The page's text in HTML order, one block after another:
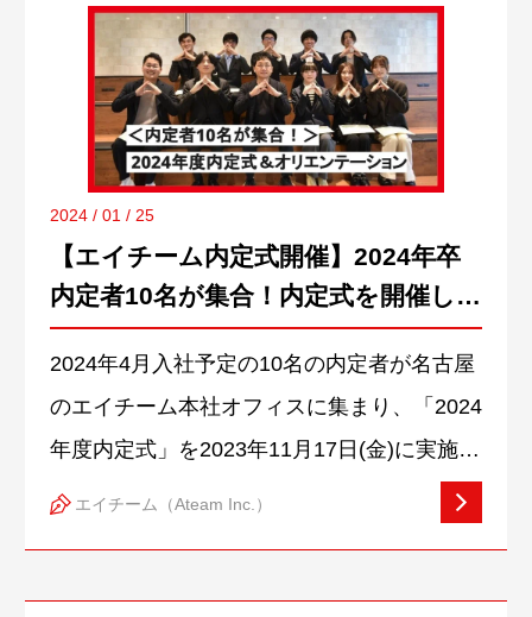
たいと存じます。 IR Live: ダイダン株式会社
(1980)/豊田通商株式会社(8015)/アネスト岩
田株式会社(6381)/株式会社エイチーム
(3662)/株式会社ダスキン(4665)/株式会社ニ
ーズウェル(3992)上場企業が主催するログミ
ーでしかみられない「個人投資家向けIRセミ
ナー」をライブ配信しています。インフルエ
2024 / 01 / 25
【エイチーム内定式開催】2024年卒
内定者10名が集合！内定式を開催しま
した
2024年4月入社予定の10名の内定者が名古屋
のエイチーム本社オフィスに集まり、「2024
年度内定式」を2023年11月17日(金)に実施し
ました。当日は、代表取締役社長の林（以
エイチーム（Ateam Inc.）